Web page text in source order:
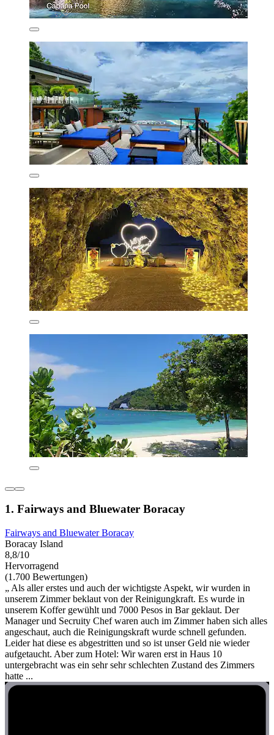
1. Fairways and Bluewater Boracay
Fairways and Bluewater Boracay
Boracay Island
8,8/10
Hervorragend
(1.700 Bewertungen)
„ Als aller erstes und auch der wichtigste Aspekt, wir wurden in
unserem Zimmer beklaut von der Reinigungkraft. Es wurde in
unserem Koffer gewühlt und 7000 Pesos in Bar geklaut. Der
Manager und Secruity Chef waren auch im Zimmer haben sich alles
angeschaut, auch die Reinigungskraft wurde schnell gefunden.
Leider hat diese es abgestritten und so ist unser Geld nie wieder
aufgetaucht. Aber zum Hotel: Wir waren erst in Haus 10
untergebracht was ein sehr sehr schlechten Zustand des Zimmers
hatte ...